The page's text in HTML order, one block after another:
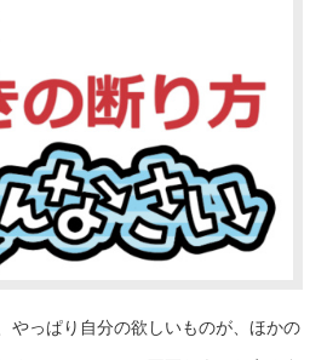
やっぱり自分の欲しいものが、ほかの